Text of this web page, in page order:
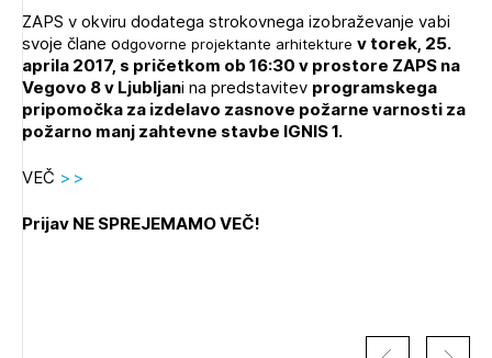
O ZAPS
PRIJAVITE SE
POZABLJENO GESLO
ZAPS v okviru dodatega strokovnega izobraževanje vabi
svoje člane odgovorne projektante arhitekture v torek, 25.
aprila 2017, s pričetkom ob 16:30 v prostore ZAPS na
Vegovo 8 v Ljubljani na predstavitev programskega
pripomočka za izdelavo zasnove požarne varnosti za
požarno manj zahtevne stavbe IGNIS 1.
VEČ >>
Prijav NE SPREJEMAMO VEČ!
PRIJAVITE SE
Mesečni novičnik
Novičnik izobraževanj
Dnevne medijske objave